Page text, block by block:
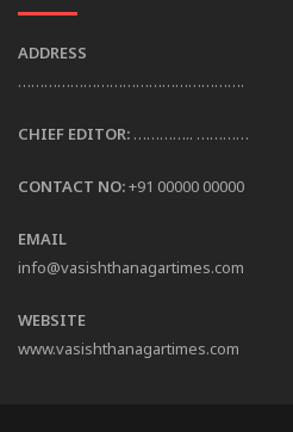
ADDRESS
…………………………………………….
CHIEF EDITOR: ………….. …………
CONTACT NO:+91 00000 00000
EMAIL
info@vasishthanagartimes.com
WEBSITE
www.vasishthanagartimes.com